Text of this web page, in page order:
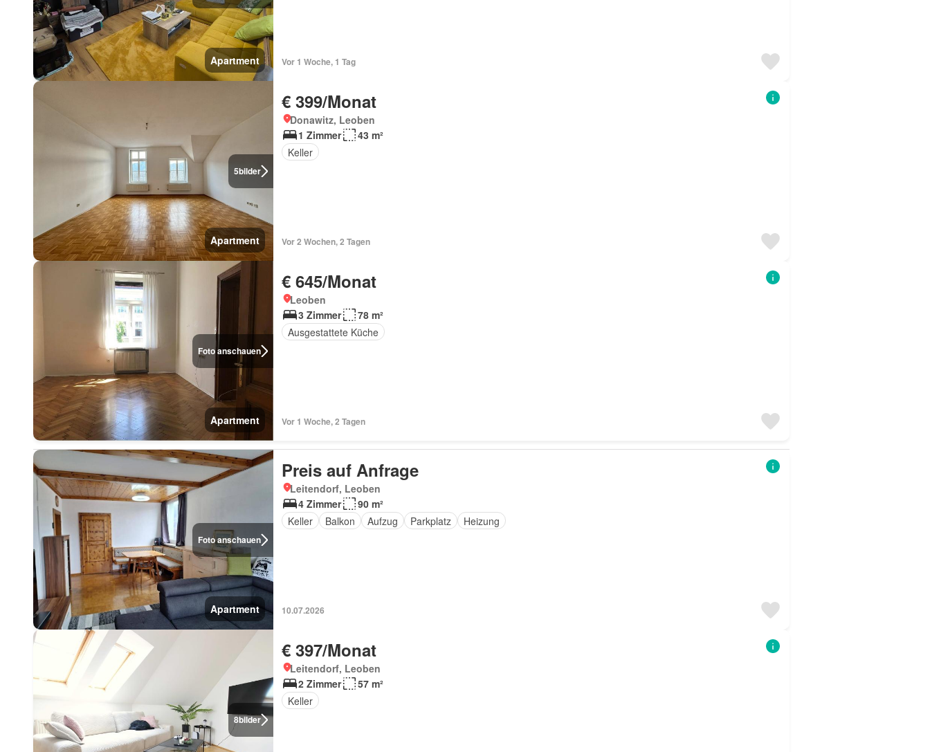
Apartment Vor 1 Woche, 1 Tag
5bilder
Apartment
€ 399/Monat
Donawitz, Leoben
1 Zimmer
43 m²
Keller
Vor 2 Wochen, 2 Tagen
Foto anschauen
Apartment
€ 645/Monat
Leoben
3 Zimmer
78 m²
Ausgestattete Küche
Vor 1 Woche, 2 Tagen
Foto anschauen
Apartment
Preis auf Anfrage
Leitendorf, Leoben
4 Zimmer
90 m²
Keller
Balkon Aufzug Parkplatz Heizung
10.07.2026
8bilder
€ 397/Monat
Leitendorf, Leoben
2 Zimmer
57 m²
Keller